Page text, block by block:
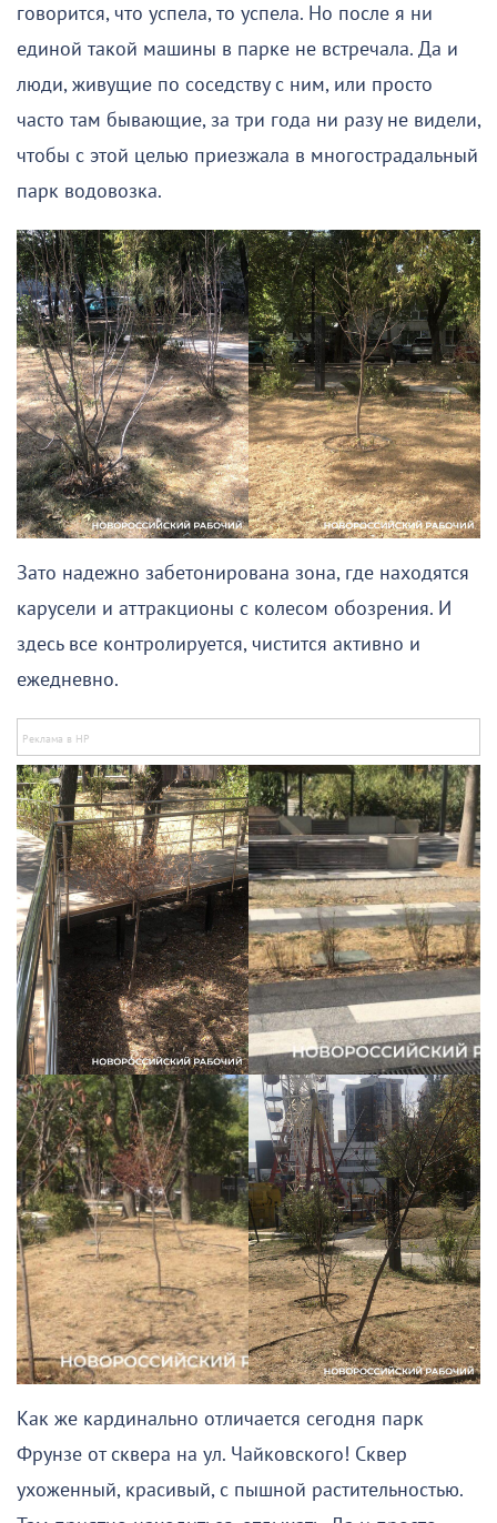
говорится, что успела, то успела. Но после я ни
единой такой машины в парке не встречала. Да и
люди, живущие по соседству с ним, или просто
часто там бывающие, за три года ни разу не видели,
чтобы с этой целью приезжала в многострадальный
парк водовозка.
Зато надежно забетонирована зона, где находятся
карусели и аттракционы с колесом обозрения. И
здесь все контролируется, чистится активно и
ежедневно.
Как же кардинально отличается сегодня парк
Фрунзе от сквера на ул. Чайковского! Сквер
ухоженный, красивый, с пышной растительностью.